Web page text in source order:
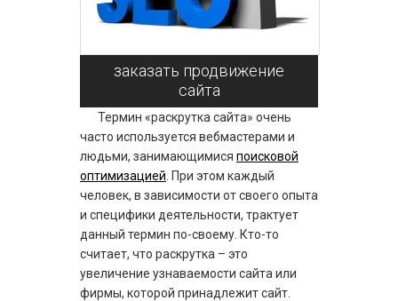
заказать продвижение
сайта
Термин «раскрутка сайта» очень
часто используется вебмастерами и
людьми, занимающимися поисковой
оптимизацией . При этом каждый
человек, в зависимости от своего опыта
и специфики деятельности, трактует
данный термин по-своему. Кто-то
считает, что раскрутка – это
увеличение узнаваемости сайта или
фирмы, которой принадлежит сайт.